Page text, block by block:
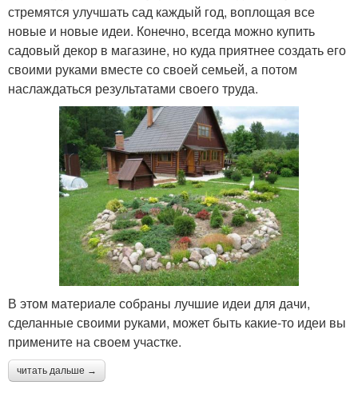
стремятся улучшать сад каждый год, воплощая все
новые и новые идеи. Конечно, всегда можно купить
садовый декор в магазине, но куда приятнее создать его
своими руками вместе со своей семьей, а потом
наслаждаться результатами своего труда.
В этом материале собраны лучшие идеи для дачи,
сделанные своими руками, может быть какие-то идеи вы
примените на своем участке.
читать дальше →